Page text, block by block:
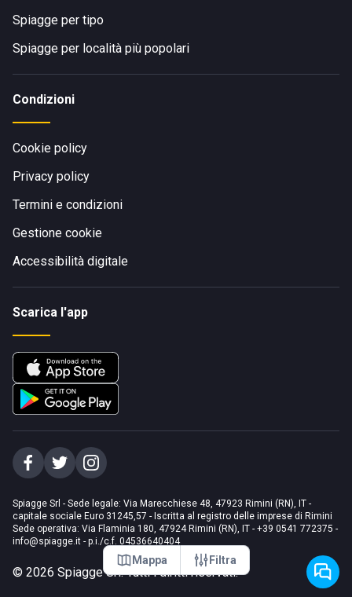
Mappa Filtra
Spiagge per tipo
Spiagge per località più popolari
Condizioni
Cookie policy
Privacy policy
Termini e condizioni
Gestione cookie
Accessibilità digitale
Scarica l'app
Spiagge Srl - Sede legale: Via Marecchiese 48, 47923 Rimini (RN), IT -
capitale sociale Euro 31245,57 - Iscritta al registro delle imprese di Rimini
Sede operativa: Via Flaminia 180, 47924 Rimini (RN), IT - +39 0541 772375 -
info@spiagge.it - p.i./c.f. 04536640404
© 2026 Spiagge Srl. Tutti i diritti riservati.